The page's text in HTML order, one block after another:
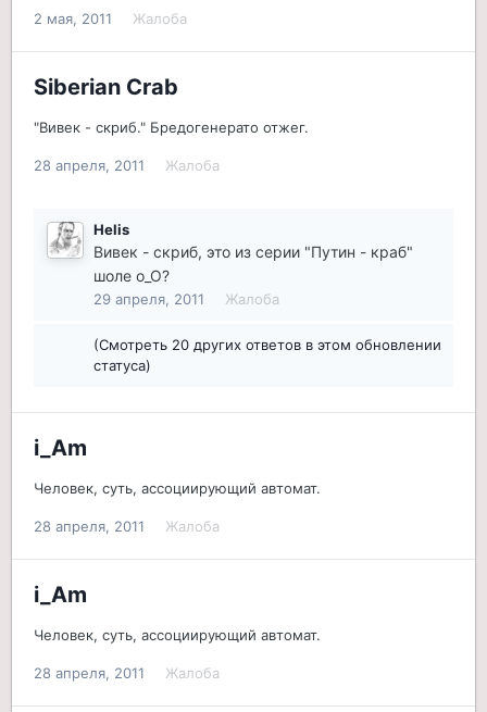
2 мая, 2011 Жалоба
Siberian Crab
"Вивек - скриб." Бредогенерато отжег.
28 апреля, 2011 Жалоба
Helis
Вивек - скриб, это из серии "Путин - краб"
шоле о_О?
29 апреля, 2011 Жалоба
(Смотреть 20 других ответов в этом обновлении
статуса)
i_Am
Человек, суть, ассоциирующий автомат.
28 апреля, 2011 Жалоба
i_Am
Человек, суть, ассоциирующий автомат.
28 апреля, 2011 Жалоба